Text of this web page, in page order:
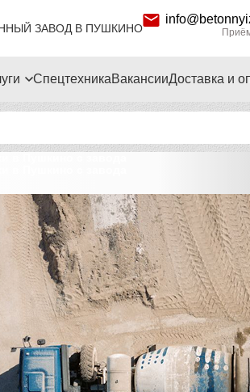
ЗАВОД В ПУШКИНО
СпецтехникаВакансииДоставка и